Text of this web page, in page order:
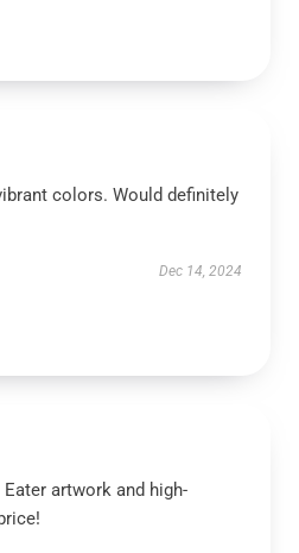
colors. Would definitely
Dec 14, 2024
artwork and high-